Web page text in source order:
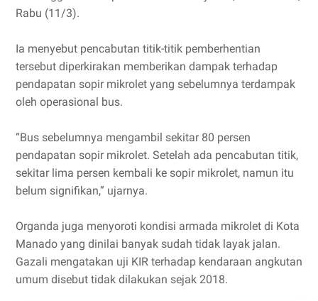
Rabu (11/3).
Ia menyebut pencabutan titik-titik pemberhentian
tersebut diperkirakan memberikan dampak terhadap
pendapatan sopir mikrolet yang sebelumnya terdampak
oleh operasional bus.
“Bus sebelumnya mengambil sekitar 80 persen
pendapatan sopir mikrolet. Setelah ada pencabutan titik,
sekitar lima persen kembali ke sopir mikrolet, namun itu
belum signifikan,” ujarnya.
Organda juga menyoroti kondisi armada mikrolet di Kota
Manado yang dinilai banyak sudah tidak layak jalan.
Gazali mengatakan uji KIR terhadap kendaraan angkutan
umum disebut tidak dilakukan sejak 2018.